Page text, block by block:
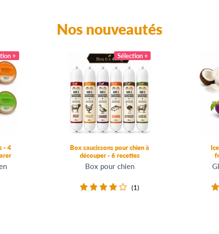
Nos nouveautés
+
- 4
Sélection +
Box saucissons pour chien à
découper - 6 recettes
Box pour chien
(1)1